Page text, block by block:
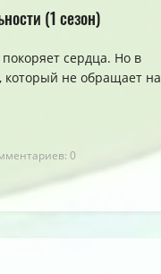
(1 сезон)
сердца. Но в
который не обращает на
0